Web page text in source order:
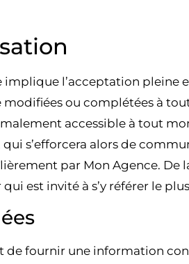
implique l’acceptation pleine
modifiées ou complétées à
accessible à tout
s’efforcera alors de
par Mon Agence.
est invité à s’y référer le
fournir une information